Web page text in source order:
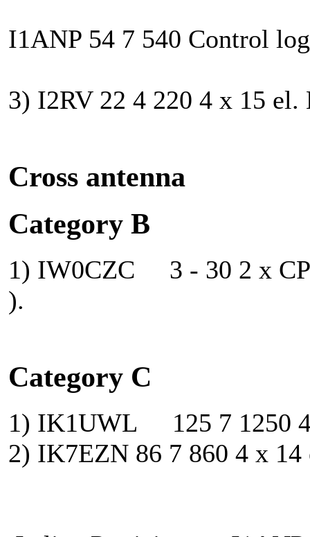
I1ANP 54 7 540 Control
3) I2RV 22 4 220 4 x 15
Cross antenna
Category B
1) IW0CZC 3 - 30 2 x
).
Category C
1) IK1UWL 125 7 1250 4
2) IK7EZN 86 7 860 4 x